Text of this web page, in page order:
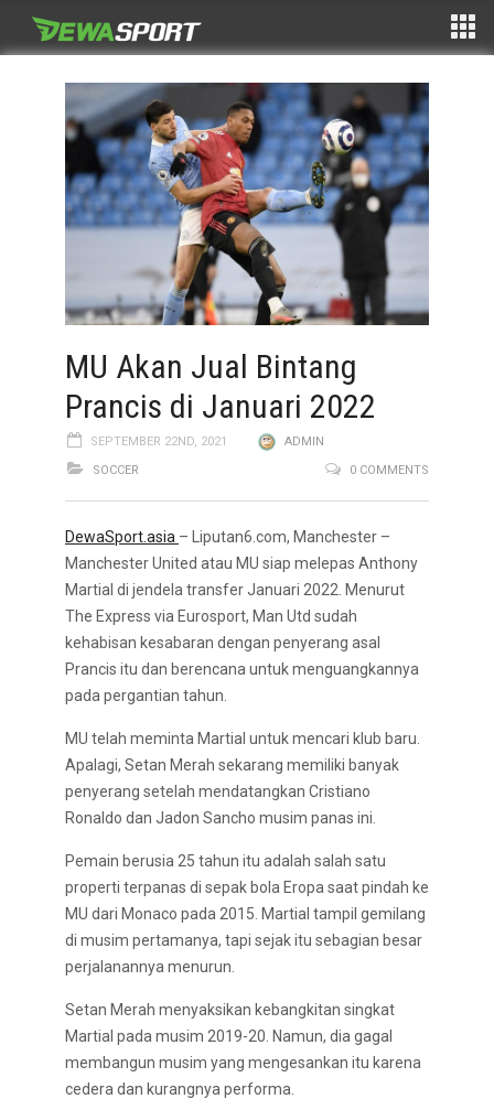
MU Akan Jual Bintang
Prancis di Januari 2022
SEPTEMBER 22ND, 2021
ADMIN
SOCCER
0 COMMENTS
DewaSport.asia – Liputan6.com, Manchester –
Manchester United atau MU siap melepas Anthony
Martial di jendela transfer Januari 2022. Menurut
The Express via Eurosport, Man Utd sudah
kehabisan kesabaran dengan penyerang asal
Prancis itu dan berencana untuk menguangkannya
pada pergantian tahun.
MU telah meminta Martial untuk mencari klub baru.
Apalagi, Setan Merah sekarang memiliki banyak
penyerang setelah mendatangkan Cristiano
Ronaldo dan Jadon Sancho musim panas ini.
Pemain berusia 25 tahun itu adalah salah satu
properti terpanas di sepak bola Eropa saat pindah ke
MU dari Monaco pada 2015. Martial tampil gemilang
di musim pertamanya, tapi sejak itu sebagian besar
perjalanannya menurun.
Setan Merah menyaksikan kebangkitan singkat
Martial pada musim 2019-20. Namun, dia gagal
membangun musim yang mengesankan itu karena
cedera dan kurangnya performa.